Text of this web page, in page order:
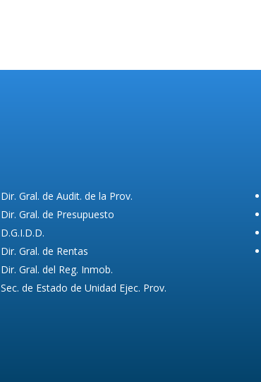
Dir. Gral. de Audit. de la Prov.
Dir. Gral. de Presupuesto
D.G.I.D.D.
Dir. Gral. de Rentas
Dir. Gral. del Reg. Inmob.
Sec. de Estado de Unidad Ejec. Prov.